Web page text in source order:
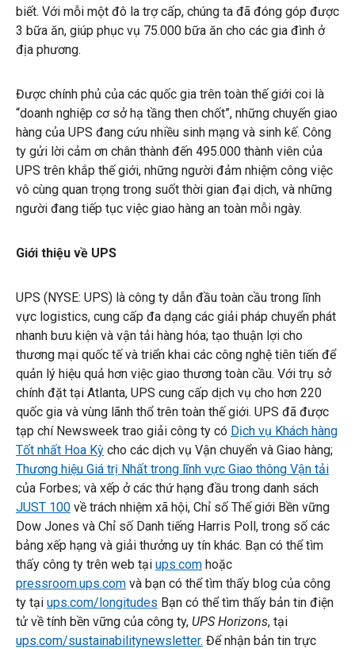
biết. Với mỗi một đô la trợ cấp, chúng ta đã đóng góp được
3 bữa ăn, giúp phục vụ 75.000 bữa ăn cho các gia đình ở
địa phương.
Được chính phủ của các quốc gia trên toàn thế giới coi là
“doanh nghiệp cơ sở hạ tầng then chốt”, những chuyến giao
hàng của UPS đang cứu nhiều sinh mạng và sinh kế. Công
ty gửi lời cảm ơn chân thành đến 495.000 thành viên của
UPS trên khắp thế giới, những người đảm nhiệm công việc
vô cùng quan trọng trong suốt thời gian đại dịch, và những
người đang tiếp tục việc giao hàng an toàn mỗi ngày.
Giới thiệu về UPS
UPS (NYSE: UPS) là công ty dẫn đầu toàn cầu trong lĩnh
vực logistics, cung cấp đa dạng các giải pháp chuyển phát
nhanh bưu kiện và vận tải hàng hóa; tạo thuận lợi cho
thương mại quốc tế và triển khai các công nghệ tiên tiến để
quản lý hiệu quả hơn việc giao thương toàn cầu. Với trụ sở
chính đặt tại Atlanta, UPS cung cấp dịch vụ cho hơn 220
quốc gia và vùng lãnh thổ trên toàn thế giới. UPS đã được
tạp chí Newsweek trao giải công ty có Dịch vụ Khách hàng
Tốt nhất Hoa Kỳ cho các dịch vụ Vận chuyển và Giao hàng;
Thương hiệu Giá trị Nhất trong lĩnh vực Giao thông Vận tải
của Forbes; và xếp ở các thứ hạng đầu trong danh sách
JUST 100 về trách nhiệm xã hội, Chỉ số Thế giới Bền vững
Dow Jones và Chỉ số Danh tiếng Harris Poll, trong số các
bảng xếp hạng và giải thưởng uy tín khác. Bạn có thể tìm
thấy công ty trên web tại ups.com hoặc
pressroom.ups.com và bạn có thể tìm thấy blog của công
ty tại ups.com/longitudes Bạn có thể tìm thấy bản tin điện
tử về tính bền vững của công ty, UPS Horizons, tại
ups.com/sustainabilitynewsletter. Để nhận bản tin trực